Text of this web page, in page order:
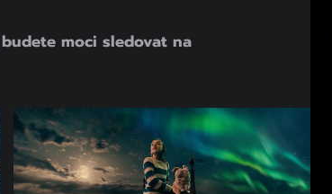
budete moci sledovat na